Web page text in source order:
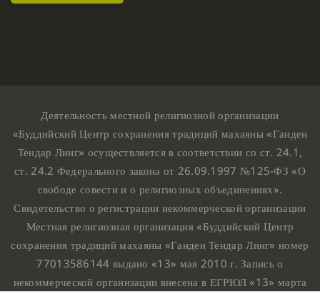
Деятельность местной религиозной организации
«Буддийский Центр сохранения традиций махаяны «Ганден
Тендар Линг» осуществляется в соответствии со ст. 24.1,
ст. 24.2 Федерального закона от 26.09.1997 №125-ФЗ «О
свободе совести и о религиозных объединениях».
Свидетельство о регистрации некоммерческой организации
Местная религиозная организация «Буддийский Центр
сохранения традиций махаяны «Ганден Тендар Линг» номер
77013586144 выдано «13» мая 2010 г. Запись о
некоммерческой организации внесена в ЕГРЮЛ «13» марта